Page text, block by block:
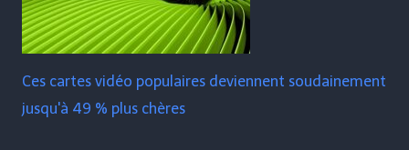
Ces cartes vidéo populaires deviennent soudainement
jusqu'à 49 % plus chères